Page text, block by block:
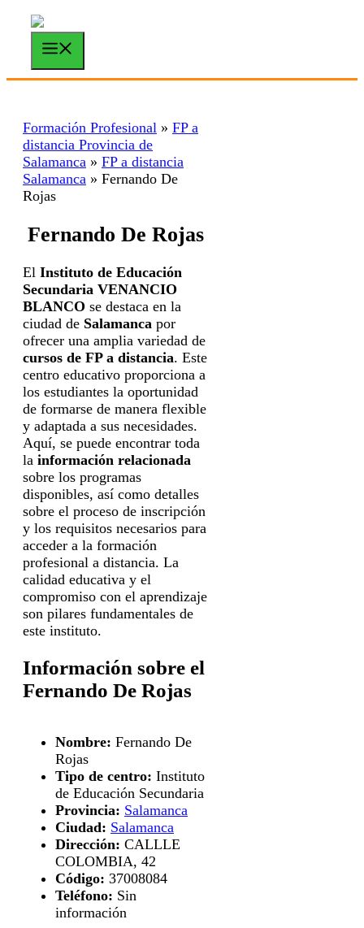
Saltar
contenido
Formación Profesional » FP a
distancia Provincia de
Salamanca » FP a distancia
Salamanca » Fernando De
Rojas
Fernando De Rojas
El Instituto de Educación
Secundaria VENANCIO
BLANCO se destaca en la
ciudad de Salamanca por
ofrecer una amplia variedad de
cursos de FP a distancia. Este
centro educativo proporciona a
los estudiantes la oportunidad
de formarse de manera flexible
y adaptada a sus necesidades.
Aquí, se puede encontrar toda
la información relacionada
sobre los programas
disponibles, así como detalles
sobre el proceso de inscripción
y los requisitos necesarios para
acceder a la formación
profesional a distancia. La
calidad educativa y el
compromiso con el aprendizaje
son pilares fundamentales de
este instituto.
Información sobre el
Fernando De Rojas
Nombre: Fernando De
Rojas
Tipo de centro: Instituto
de Educación Secundaria
Provincia: Salamanca
Ciudad: Salamanca
Dirección: CALLLE
COLOMBIA, 42
Código: 37008084
Teléfono: Sin
información